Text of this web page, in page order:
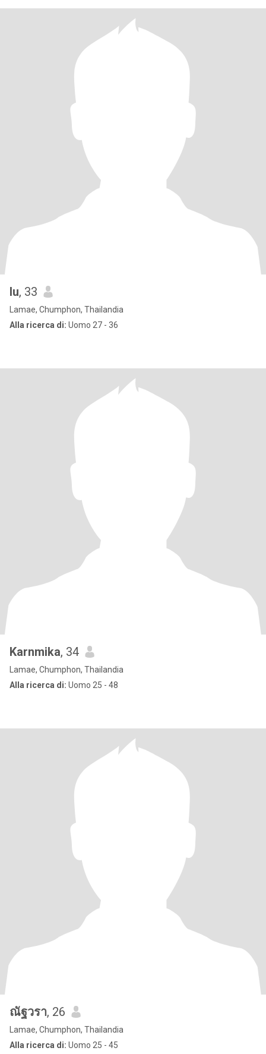
lu, 33
Lamae, Chumphon, Thailandia
Alla ricerca di: Uomo 27 - 36
Karnmika, 34
Lamae, Chumphon, Thailandia
Alla ricerca di: Uomo 25 - 48
ณัฐวรา, 26
Lamae, Chumphon, Thailandia
Alla ricerca di: Uomo 25 - 45